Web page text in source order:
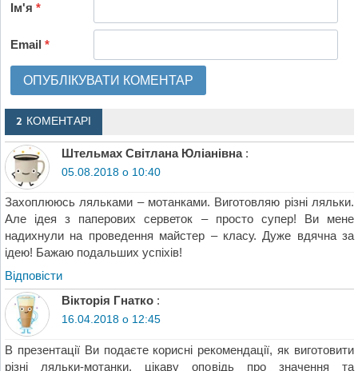
Ім'я*
Email*
2 КОМЕНТАРІ
Штельмах Світлана Юліанівна :
05.08.2018 о 10:40
Захоплююсь ляльками – мотанками. Виготовляю різні ляльки.
Але ідея з паперових серветок – просто супер! Ви мене
надихнули на проведення майстер – класу. Дуже вдячна за
ідею! Бажаю подальших успіхів!
Відповіcти
Вікторія Гнатко :
16.04.2018 о 12:45
В презентації Ви подаєте корисні рекомендації, як виготовити
різні ляльки-мотанки, цікаву оповідь про значення та